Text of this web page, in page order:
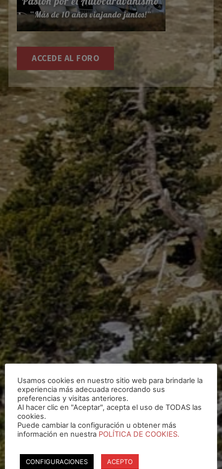
ACCEDE AL FORO
Usamos cookies en nuestro sitio web para brindarle la
experiencia más adecuada recordando sus
preferencias y visitas anteriores.
Al hacer clic en "Aceptar", acepta el uso de TODAS las
cookies.
Puede cambiar la configuración u obtener más
información en nuestra POLÍTICA DE COOKIES.
CONFIGURACIONES ACEPTO